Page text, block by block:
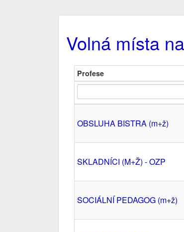
Volná místa
Profese
OBSLUHA BISTRA (m+ž)
SKLADNÍCI (M+Ž) - OZP
SOCIÁLNÍ PEDAGOG (m+ž)